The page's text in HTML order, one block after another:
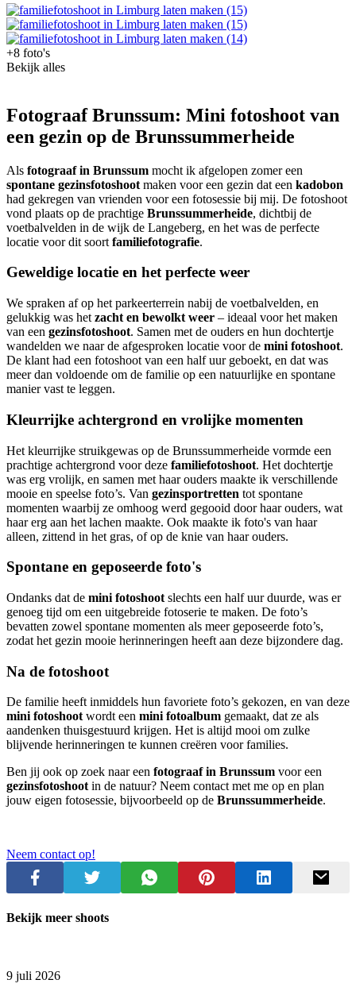
+8 foto's
Bekijk alles
Fotograaf Brunssum: Mini fotoshoot van
een gezin op de Brunssummerheide
Als fotograaf in Brunssum mocht ik afgelopen zomer een
spontane gezinsfotoshoot maken voor een gezin dat een kadobon
had gekregen van vrienden voor een fotosessie bij mij. De fotoshoot
vond plaats op de prachtige Brunssummerheide, dichtbij de
voetbalvelden in de wijk de Langeberg, en het was de perfecte
locatie voor dit soort familiefotografie.
Geweldige locatie en het perfecte weer
We spraken af op het parkeerterrein nabij de voetbalvelden, en
gelukkig was het zacht en bewolkt weer – ideaal voor het maken
van een gezinsfotoshoot. Samen met de ouders en hun dochtertje
wandelden we naar de afgesproken locatie voor de mini fotoshoot.
De klant had een fotoshoot van een half uur geboekt, en dat was
meer dan voldoende om de familie op een natuurlijke en spontane
manier vast te leggen.
Kleurrijke achtergrond en vrolijke momenten
Het kleurrijke struikgewas op de Brunssummerheide vormde een
prachtige achtergrond voor deze familiefotoshoot. Het dochtertje
was erg vrolijk, en samen met haar ouders maakte ik verschillende
mooie en speelse foto’s. Van gezinsportretten tot spontane
momenten waarbij ze omhoog werd gegooid door haar ouders, wat
haar erg aan het lachen maakte. Ook maakte ik foto's van haar
alleen, zittend in het gras, of op de knie van haar ouders.
Spontane en geposeerde foto's
Ondanks dat de mini fotoshoot slechts een half uur duurde, was er
genoeg tijd om een uitgebreide fotoserie te maken. De foto’s
bevatten zowel spontane momenten als meer geposeerde foto’s,
zodat het gezin mooie herinneringen heeft aan deze bijzondere dag.
Na de fotoshoot
De familie heeft inmiddels hun favoriete foto’s gekozen, en van deze
mini fotoshoot wordt een mini fotoalbum gemaakt, dat ze als
aandenken thuisgestuurd krijgen. Het is altijd mooi om zulke
blijvende herinneringen te kunnen creëren voor families.
Ben jij ook op zoek naar een fotograaf in Brunssum voor een
gezinsfotoshoot in de natuur? Neem contact met me op en plan
jouw eigen fotosessie, bijvoorbeeld op de Brunssummerheide.
Neem contact op!
Bekijk meer shoots
9 juli 2026